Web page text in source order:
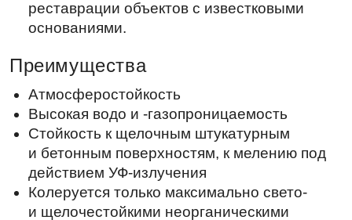
Во избежание образования заметных
стыков отдельных участков окрашенной
поверхности наносить методом «мокрое
по мокрому» за один проход
При окраске и сушке лакокрасочного
и бетонным поверхностям, к мелению под
действием УФ-излучения
пигментами
Высокая паропроницаемость
Примечания